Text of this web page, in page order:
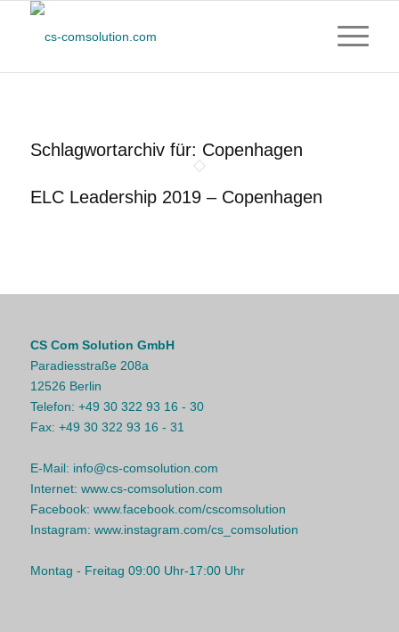
Schlagwortarchiv für: Copenhagen
ELC Leadership 2019 – Copenhagen
CS Com Solution GmbH
Paradiesstraße 208a
12526 Berlin
Telefon: +49 30 322 93 16 - 30
Fax: +49 30 322 93 16 - 31
E-Mail: info@cs-comsolution.com
Internet: www.cs-comsolution.com
Facebook: www.facebook.com/cscomsolution
Instagram: www.instagram.com/cs_comsolution
Montag - Freitag 09:00 Uhr-17:00 Uhr